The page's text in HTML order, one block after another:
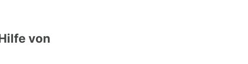
von